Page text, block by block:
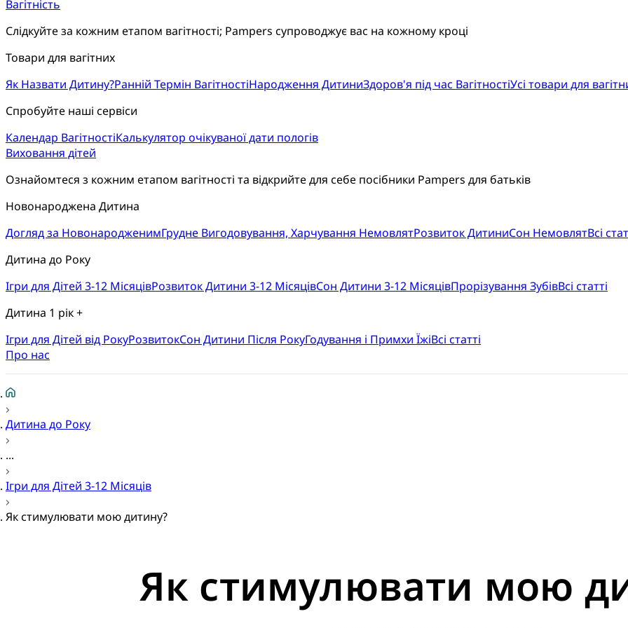
Вагітність
Слідкуйте за кожним етапом вагітності; Pampers супроводжує вас на кожному кроці
Товари для вагітних
Як Назвати Дитину?Ранній Термін ВагітностіНародження ДитиниЗдоров'я під час ВагітностіУсі товари для
Спробуйте наші сервіси
Календар ВагітностіКалькулятор очікуваної дати пологів
Виховання дітей
Ознайомтеся з кожним етапом вагітності та відкрийте для себе посібники Pampers для батьків
Новонароджена Дитина
Догляд за НовонародженимГрудне Вигодовування, Харчування НемовлятРозвиток ДитиниСон НемовлятВсі
Дитина до Року
Ігри для Дітей 3-12 МісяцівРозвиток Дитини 3-12 МісяцівСон Дитини 3-12 МісяцівПрорізування ЗубівВсі статті
Дитина 1 рік +
Ігри для Дітей від РокуРозвитокCон Дитини Після РокуГодування і Примхи ЇжіВсі статті
Про нас
Дитина до Року
...
Ігри для Дітей 3-12 Місяців
Як стимулювати мою дитину?
Як стимулювати мою